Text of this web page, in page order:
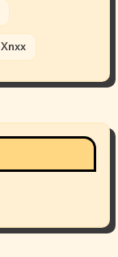
Xnxx